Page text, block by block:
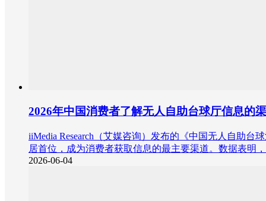
2026年中国消费者了解无人自助台球厅信息的
iiMedia Research（艾媒咨询）发布的《中国无人自助台
居首位，成为消费者获取信息的最主要渠道。数据表明
2026-06-04